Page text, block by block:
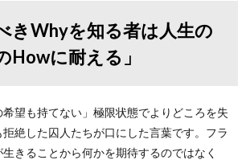
きWhyを知る者は人生の
Howに耐える」
希望も持てない」極限状態でよりどころを失
絶した囚人たちが口にした言葉です。フラ
きることから何かを期待するのではなく